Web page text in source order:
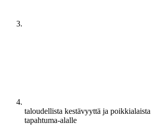
taloudellista kestävyyttä ja
tapahtuma-alalle